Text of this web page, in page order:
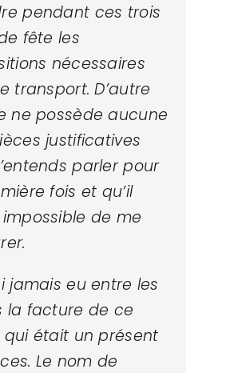
pendant ces trois
fête les
nécessaires
transport. D’autre
ne possède aucune
justificatives
parler pour
fois et qu’il
impossible de me
jamais eu entre les
la facture de ce
était un présent
Le nom de